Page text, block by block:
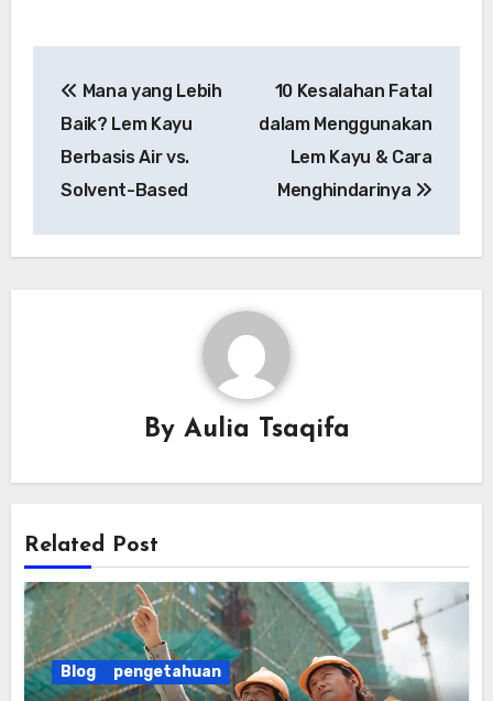
navigation
Mana yang Lebih
Baik? Lem Kayu
Berbasis Air vs.
Solvent-Based
10 Kesalahan Fatal
dalam Menggunakan
Lem Kayu & Cara
Menghindarinya
By Aulia Tsaqifa
Related Post
Blog pengetahuan